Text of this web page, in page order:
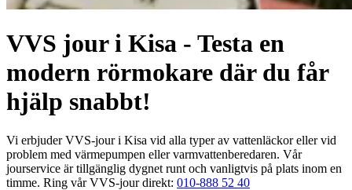
VVS jour i Kisa - Testa en
modern rörmokare där du får
hjälp snabbt!
Vi erbjuder VVS-jour i Kisa vid alla typer av vattenläckor eller vid
problem med värmepumpen eller varmvattenberedaren. Vår
jourservice är tillgänglig dygnet runt och vanligtvis på plats inom en
timme. Ring vår VVS-jour direkt: 010-888 52 40